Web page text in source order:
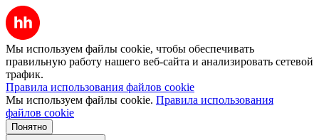
Мы используем файлы cookie, чтобы обеспечивать
правильную работу нашего веб-сайта и анализировать сетевой
трафик.
Правила использования файлов cookie
Мы используем файлы cookie. Правила использования
файлов cookie
Понятно